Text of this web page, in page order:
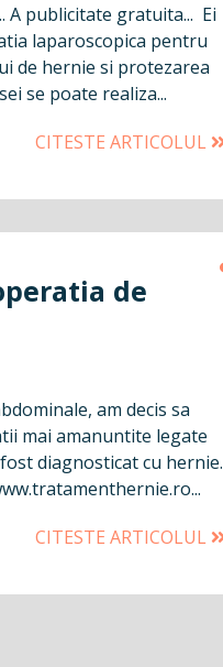
A publicitate gratuita... Ei
laparoscopica pentru
de hernie si protezarea
se poate realiza...
CITESTE ARTICOLUL
de
am decis sa
mai amanuntite legate
diagnosticat cu hernie.
CITESTE ARTICOLUL